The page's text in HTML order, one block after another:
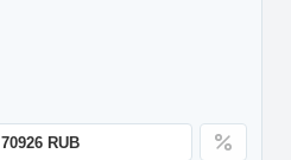
70926 RUB